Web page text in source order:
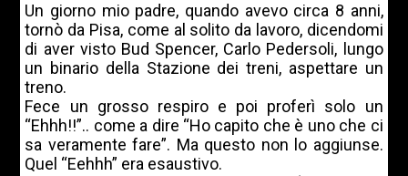
Un giorno mio padre, quando avevo circa 8 anni,
tornò da Pisa, come al solito da lavoro, dicendomi
di aver visto Bud Spencer, Carlo Pedersoli, lungo
un binario della Stazione dei treni, aspettare un
treno.
Fece un grosso respiro e poi proferì solo un
“Ehhh!!”.. come a dire “Ho capito che è uno che ci
sa veramente fare”. Ma questo non lo aggiunse.
Quel “Eehhh” era esaustivo.